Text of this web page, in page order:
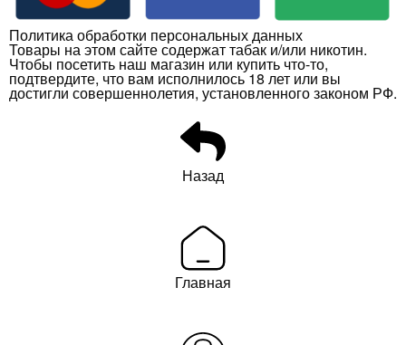
Политика обработки персональных данных
Товары на этом сайте содержат табак и/или никотин.
Чтобы посетить наш магазин или купить что-то,
подтвердите, что вам исполнилось 18 лет или вы
достигли совершеннолетия, установленного законом РФ.
Назад
Главная